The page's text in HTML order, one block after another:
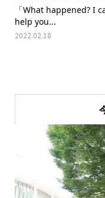
「What happened? I
help you...
2022.02.18